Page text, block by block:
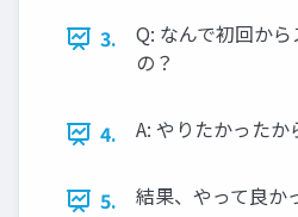
3.
Q: なんで初回か
の？
4. A: やりたかったか
5. 結果、やって良か